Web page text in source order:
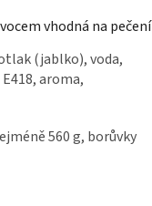
vhodná na pečení
(jablko), voda,
aroma,
560 g, borůvky